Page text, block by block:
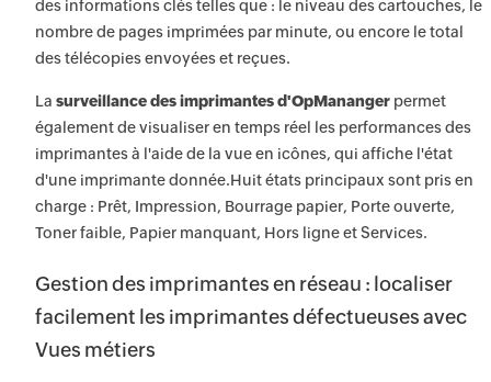
des informations clés telles que : le niveau des cartouches, le
nombre de pages imprimées par minute, ou encore le total
des télécopies envoyées et reçues.
Lasurveillance des imprimantes d'OpMananger permet
également de visualiser en temps réel les performances des
imprimantes à l'aide de la vue en icônes, qui affiche l'état
d'une imprimante donnée.Huit états principaux sont pris en
charge : Prêt, Impression, Bourrage papier, Porte ouverte,
Toner faible, Papier manquant, Hors ligne et Services.
Gestion des imprimantes en réseau : localiser
facilement les imprimantes défectueuses avec
Vues métiers